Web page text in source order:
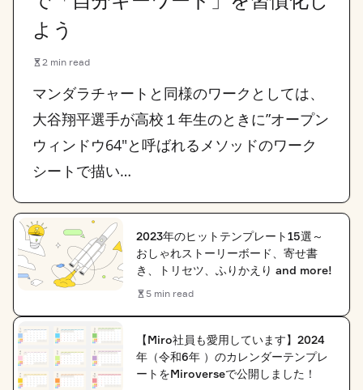
よう
2 min read
マンダラチャートと同様のワークとしては、
大谷翔平選手が高校１年生のときに”オープン
ウィンドウ64″と呼ばれるメソッドのワーク
シートで描い…
2023年のヒットテンプレート15選～
おしゃれストーリーボード、寄せ書
き、トリセツ、ふりかえり and more!
5 min read
【Miro社員も愛用しています】2024
年（令和6年 ）のカレンダーテンプレ
ートをMiroverseで公開しました！